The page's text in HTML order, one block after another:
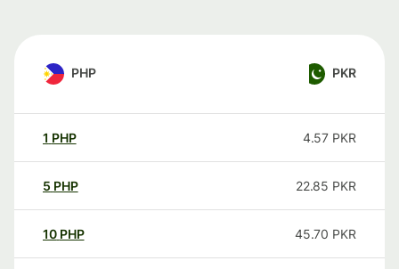
PHP PKR
1 PHP 4.57 PKR
5 PHP 22.85 PKR
10 PHP 45.70 PKR